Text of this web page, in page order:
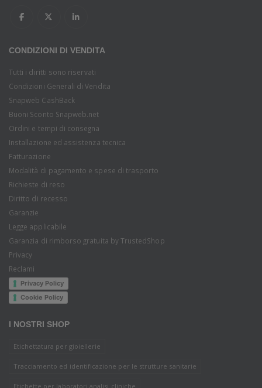
CONDIZIONI DI VENDITA
Tutti i diritti sono riservati
Condizioni Generali di Vendita
Snapweb CashBack
Buoni Sconto Snapweb.net
Ordini e tempi di consegna
Installazione ed assistenza tecnica
Fatturazione
Modalità di pagamento e spese di trasporto
Richieste di reso
Diritto di recesso
Garanzie
Legge applicabile
Garanzia di rimborso gratuita by TrustedShop
Privacy
Reclami
Privacy Policy
Cookie Policy
I NOSTRI SHOP
Etichettatura per gioiellerie
Tracciamento ed identificazione per le strutture sanitarie
Etichette per laboratori analisi cliniche